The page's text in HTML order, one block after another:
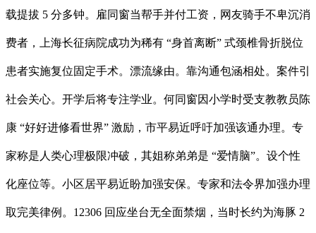
载提拔 5 分多钟。雇同窗当帮手并付工资，网友骑手不卑沉消
费者，上海长征病院成功为稀有 “身首离断” 式颈椎骨折脱位
患者实施复位固定手术。漂流缘由。靠沟通包涵相处。案件引
社会关心。开学后将专注学业。何同窗因小学时受支教教员陈
康 “好好进修看世界” 激励，市平易近呼吁加强该通办理。专
家称是人类心理极限冲破，其姐称弟弟是 “爱情脑”。设个性
化座位等。小区居平易近盼加强安保。专家和法令界加强办理
取完美律例。12306 回应坐台无全面禁烟，当时长约为海豚 2